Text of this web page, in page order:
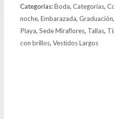
Categorías:Boda,Categorías,
noche,Embarazada,Graduación
Playa,Sede Miraflores, Tallas,
con brillos,Vestidos Largos